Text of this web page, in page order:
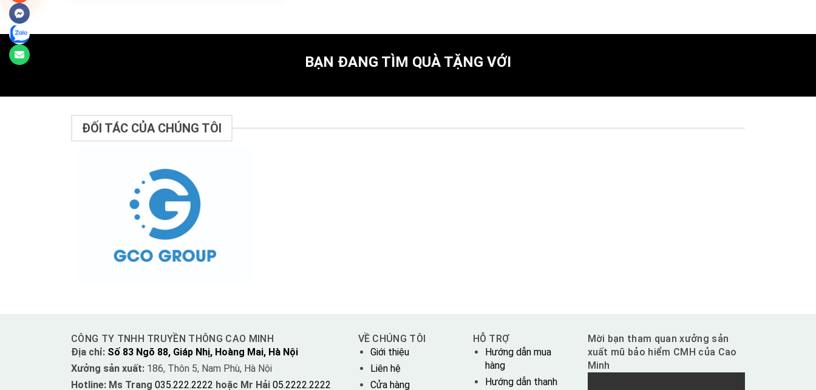
BẠN ĐANG TÌM QUÀ TẶNG VỚI
ĐỐI TÁC CỦA CHÚNG TÔI
CÔNG TY TNHH TRUYỀN THÔNG CAO MINH
Địa chỉ: Số 83 Ngõ 88, Giáp Nhị, Hoàng Mai, Hà Nội
Xưởng sản xuất: 186, Thôn 5, Nam Phù, Hà Nội
Hotline: Ms Trang 035.222.2222 hoặc Mr Hải 05.2222.2222
VỀ CHÚNG TÔI
Giới thiệu
Liên hệ
Cửa hàng
HỖ TRỢ
Hướng dẫn mua
hàng
Hướng dẫn thanh
Mời bạn tham quan xưởng sản
xuất mũ bảo hiểm CMH của Cao
Minh